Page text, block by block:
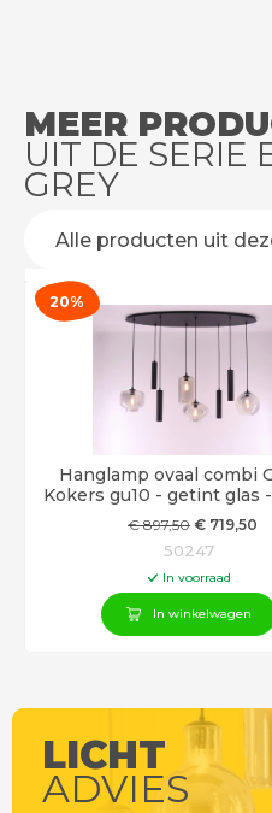
MEER
UIT DE SERIE
GREY
Alle producten uit
20%
Hanglamp ovaal combi
Kokers gu10 - getint glas - 8lichts
140cm
€897,50 €719,50
50247
In voorraad
In winkelwagen
LICHT
ADVIES